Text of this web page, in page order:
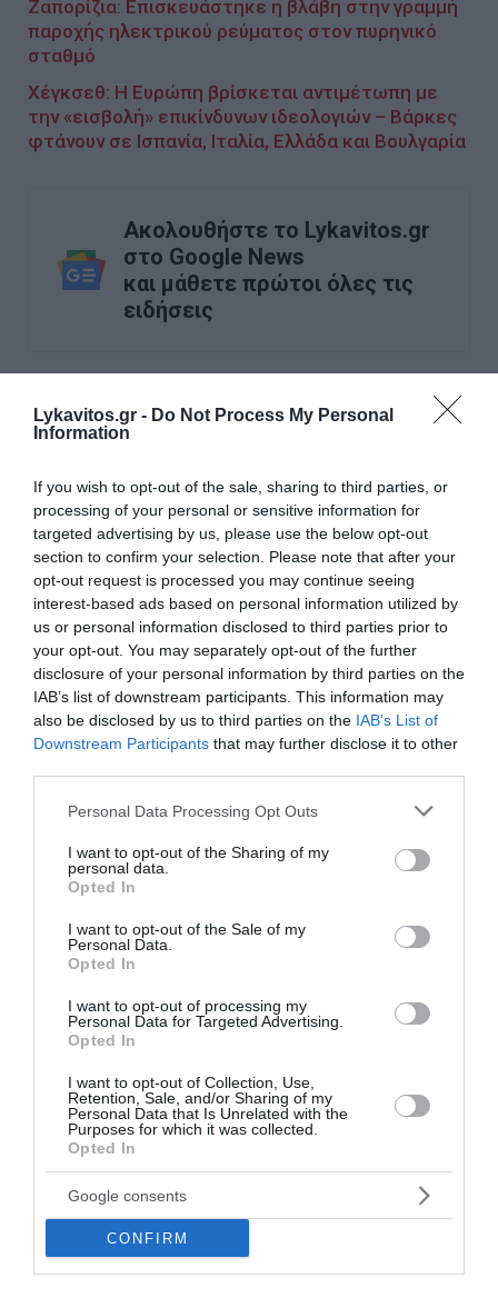
Lykavitos.gr - Do Not Process My Personal
Information
If you wish to opt-out of the sale, sharing to third parties, or
processing of your personal or sensitive information for
targeted advertising by us, please use the below opt-out
section to confirm your selection. Please note that after your
opt-out request is processed you may continue seeing
interest-based ads based on personal information utilized by
us or personal information disclosed to third parties prior to
your opt-out. You may separately opt-out of the further
disclosure of your personal information by third parties on the
IAB’s list of downstream participants. This information may
also be disclosed by us to third parties on the IAB’s List of
Downstream Participants that may further disclose it to other
Please note that this website/app uses one or more Google
not limited to your visit or usage behaviour. You may click to
grant or deny consent to Google and its third-party tags to
use your data for below specified purposes in below Google
consent section.
Personal Data Processing Opt Outs
I want to opt-out of the Sharing of my
personal data.
Opted In
I want to opt-out of the Sale of my
Personal Data.
Opted In
I want to opt-out of processing my
Personal Data for Targeted Advertising.
Opted In
I want to opt-out of Collection, Use,
Retention, Sale, and/or Sharing of my
Personal Data that Is Unrelated with the
Purposes for which it was collected.
Opted In
Google consents
CONFIRM
Ζαπορίζια: Επισκευάστηκε η βλάβη στην γραμμή
παροχής ηλεκτρικού ρεύματος στον πυρηνικό
σταθμό
Χέγκσεθ: Η Ευρώπη βρίσκεται αντιμέτωπη με
την «εισβολή» επικίνδυνων ιδεολογιών – Βάρκες
φτάνουν σε Ισπανία, Ιταλία, Ελλάδα και Βουλγαρία
Ακολουθήστε το Lykavitos.gr
στο Google News
και μάθετε πρώτοι όλες τις
ειδήσεις
Ροή ειδήσεων
Λατινοπούλου: «Η τρομακτική εισβολή στη Θέουτα
αναδεικνύει και την ανυπαρξία της Ε.Ε.»
Voucher για smartphones: Το ποσό, οι συσκευές, οι
δικαιούχοι και η διαδικασία
Φωτιά σε Αττική και Βοιωτία: Οι φλόγες απελευθέρωσαν
ενέργεια ίση με έξι βόμβες Χιροσίμα
H εντυπωσιακή συλλογή supercars του Κριστιάνο
Ρονάλντο (Video&Photos)
Παρασκευής
Νέο σχέδιο Πούτιν «βλέπουν» οι ΗΠΑ - Το σενάριο που
τρομάζει το ΝΑΤΟ
Στα «Παραπολιτικά»: Προς 30.000 προσλήψεις - Όλο το
σχέδιο του υπουργείου Εσωτερικών
Σκέρτσος: «ΠΑΣΟΚ και ΕΛΑΣ υποκαθιστούν την οικονομική
ανάλυση με πολιτική προπαγάνδα»
μεταβαλλόμενο γεωπολιτικό περιβάλλον»
διαβάστε ακόμη